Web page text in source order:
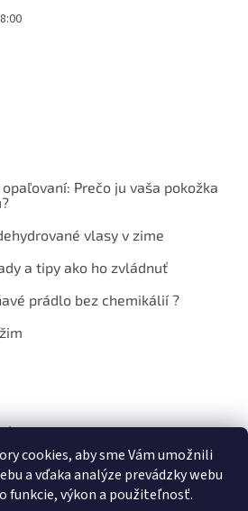
cookies, aby sme Vám umožnili
a vďaka analýze prevádzky webu
funkcie, výkon a použiteľnosť.
Prečo ju vaša pokožka
vlasy v zime
a tipy ako ho zvládnuť
prádlo bez chemikálií ?